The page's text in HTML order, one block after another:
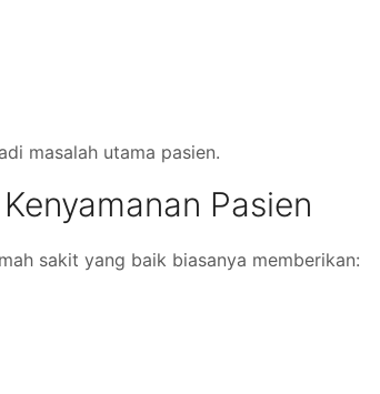
masalah utama pasien.
Pasien
sakit yang baik biasanya memberikan: